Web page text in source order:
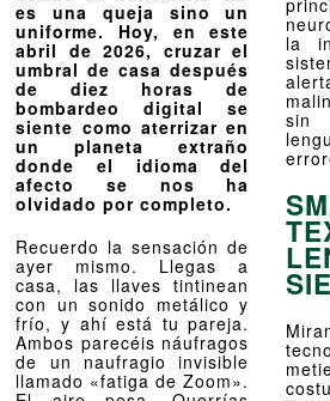
es una queja sino un
uniforme. Hoy, en este
abril de 2026, cruzar el
umbral de casa después
de diez horas de
bombardeo digital se
siente como aterrizar en
un planeta extraño
donde el idioma del
afecto se nos ha
olvidado por completo.
Recuerdo la sensación de
ayer mismo. Llegas a
casa, las llaves tintinean
con un sonido metálico y
frío, y ahí está tu pareja.
Ambos parecéis náufragos
de un naufragio invisible
llamado «fatiga de Zoom».
la
sin